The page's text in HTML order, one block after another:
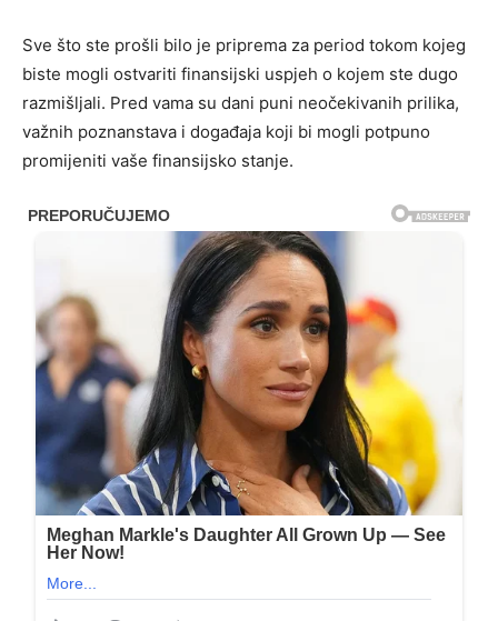
Sve što ste prošli bilo je priprema za period tokom kojeg
biste mogli ostvariti finansijski uspjeh o kojem ste dugo
razmišljali. Pred vama su dani puni neočekivanih prilika,
važnih poznanstava i događaja koji bi mogli potpuno
promijeniti vaše finansijsko stanje.